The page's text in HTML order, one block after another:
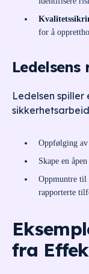
for å
Ledelsen spiller
Oppfølging av
Skape en
Oppmuntre til
rapporterte
fra